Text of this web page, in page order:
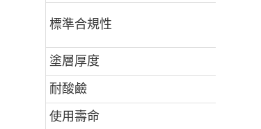
標準合規性
塗層厚度
耐酸鹼
使用壽命